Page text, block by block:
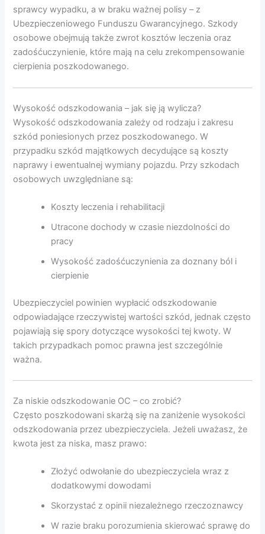
sprawcy wypadku, a w braku ważnej polisy – z
Ubezpieczeniowego Funduszu Gwarancyjnego. Szkody
osobowe obejmują także zwrot kosztów leczenia oraz
zadośćuczynienie, które mają na celu zrekompensowanie
cierpienia poszkodowanego.
Wysokość odszkodowania – jak się ją wylicza?
Wysokość odszkodowania zależy od rodzaju i zakresu
szkód poniesionych przez poszkodowanego. W
przypadku szkód majątkowych decydujące są koszty
naprawy i ewentualnej wymiany pojazdu. Przy szkodach
osobowych uwzględniane są:
Koszty leczenia i rehabilitacji
Utracone dochody w czasie niezdolności do
pracy
Wysokość zadośćuczynienia za doznany ból i
cierpienie
Ubezpieczyciel powinien wypłacić odszkodowanie
odpowiadające rzeczywistej wartości szkód, jednak często
pojawiają się spory dotyczące wysokości tej kwoty. W
takich przypadkach pomoc prawna jest szczególnie
ważna.
Za niskie odszkodowanie OC – co zrobić?
Często poszkodowani skarżą się na zaniżenie wysokości
odszkodowania przez ubezpieczyciela. Jeżeli uważasz, że
kwota jest za niska, masz prawo:
Złożyć odwołanie do ubezpieczyciela wraz z
dodatkowymi dowodami
Skorzystać z opinii niezależnego rzeczoznawcy
W razie braku porozumienia skierować sprawę do